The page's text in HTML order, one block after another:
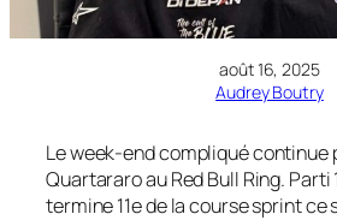
août 16, 2025
Audrey Boutry
Le week-end compliqué continue
Quartararo au Red Bull Ring. Parti
termine 11e de la course sprint ce